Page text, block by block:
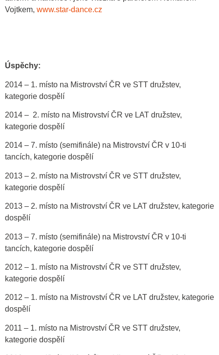
Vojtkem, www.star-dance.cz
Úspěchy:
2014 – 1. místo na Mistrovství ČR ve STT družstev,
kategorie dospělí
2014 – 2. místo na Mistrovství ČR ve LAT družstev,
kategorie dospělí
2014 – 7. místo (semifinále) na Mistrovství ČR v 10-ti
tancích, kategorie dospělí
2013 – 2. místo na Mistrovství ČR ve STT družstev,
kategorie dospělí
2013 – 2. místo na Mistrovství ČR ve LAT družstev, kategorie
dospělí
2013 – 7. místo (semifinále) na Mistrovství ČR v 10-ti
tancích, kategorie dospělí
2012 – 1. místo na Mistrovství ČR ve STT družstev,
kategorie dospělí
2012 – 1. místo na Mistrovství ČR ve LAT družstev, kategorie
dospělí
2011 – 1. místo na Mistrovství ČR ve STT družstev,
kategorie dospělí